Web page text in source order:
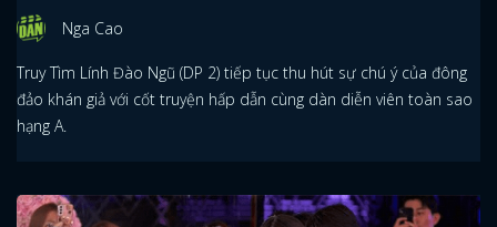
Nga Cao
Truy Tìm Lính Đào Ngũ (DP 2) tiếp tục thu hút sự chú ý của đông
đảo khán giả với cốt truyện hấp dẫn cùng dàn diễn viên toàn sao
hạng A.